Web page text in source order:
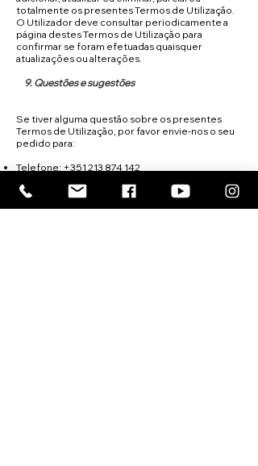
totalmente os presentes Termos de Utilização.
O Utilizador deve consultar periodicamente a
página destes Termos de Utilização para
confirmar se foram efetuadas quaisquer
atualizações ou alterações.
9. Questões e sugestões
Se tiver alguma questão sobre os presentes
Termos de Utilização, por favor envie-nos o seu
pedido para:
Telefone: +351 213 874 142
Rua da Mesquita 2,
1070-238 Lisboa